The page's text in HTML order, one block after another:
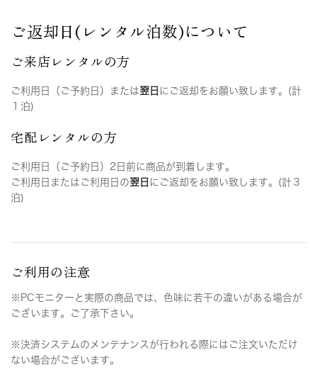
ご返却日(レンタル泊数)について
ご来店レンタルの方
ご利用日（ご予約日）または翌日 にご返却をお願い致します。(計
１泊)
宅配レンタルの方
ご利用日（ご予約日）2日前に商品が到着します。
ご利用日またはご利用日の翌日 にご返却をお願い致します。(計３
泊)
ご利用の注意
※PCモニターと実際の商品では、色味に若干の違いがある場合が
ございます。ご了承下さい。
※決済システムのメンテナンスが行われる際にはご注文いただけ
ない場合がございます。